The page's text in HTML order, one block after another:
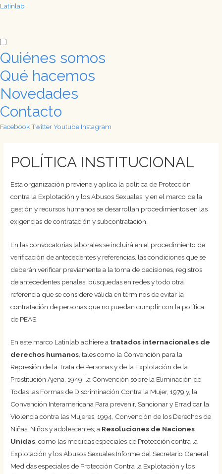
Latinlab
Quiénes somos
Qué hacemos
Novedades
Contacto
FacebookTwitterYoutube Instagram
POLÍTICA INSTITUCIONAL
Esta organización previene y aplica la política de Protección
contra la Explotación y los Abusos Sexuales, y en el marco de la
gestión y recursos humanos se desarrollan procedimientos en las
exigencias de contratación y subcontratación.
En las convocatorias laborales se incluirá en el procedimiento de
verificación de antecedentes y referencias, las condiciones que se
deberán verificar previamente a la toma de decisiones, registros
de antecedentes penales, búsquedas en redes y todo otra
referencia que se considere válida en términos de evitar la
contratación de personas que no puedan cumplir con la política
de PEAS.
En este marco Latinlab adhiere a tratados internacionales de
derechos humanos, tales como la Convención para la
Represión de la Trata de Personas y de la Explotación de la
Prostitución Ajena. 1949; la Convención sobre la Eliminación de
Todas las Formas de Discriminación Contra la Mujer, 1979 y, la
Convención Interamericana Para prevenir, Sancionar y Erradicar la
Violencia contra las Mujeres, 1994, Convención de los Derechos de
Niñas, Niños y adolescentes; a Resoluciones de Naciones
Unidas, como las medidas especiales de Protección contra la
Explotación y los Abusos Sexuales Informe del Secretario General
Medidas especiales de Protección Contra la Explotación y los